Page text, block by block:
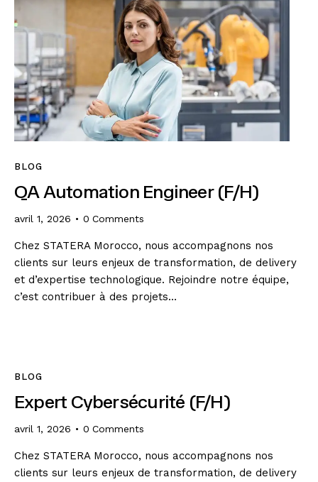
BLOG
QA Automation Engineer (F/H)
avril 1, 2026 0 Comments
Chez STATERA Morocco, nous accompagnons nos
clients sur leurs enjeux de transformation, de delivery
et d’expertise technologique. Rejoindre notre équipe,
c’est contribuer à des projets…
BLOG
Expert Cybersécurité (F/H)
avril 1, 2026 0 Comments
Chez STATERA Morocco, nous accompagnons nos
clients sur leurs enjeux de transformation, de delivery